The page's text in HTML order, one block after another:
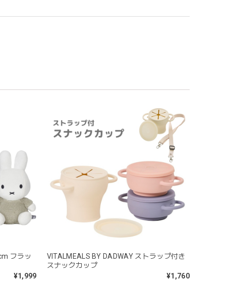
製なので哺乳瓶と一緒に洗ったり除菌できたり常に清
とができないため衛生面は若干気になりますが、見た
問題なし^ ^ありがとうございました♡
フラッ
¥1,999
VITALMEALS BY DADWAY ストラップ付き
スナックカップ
¥1,760